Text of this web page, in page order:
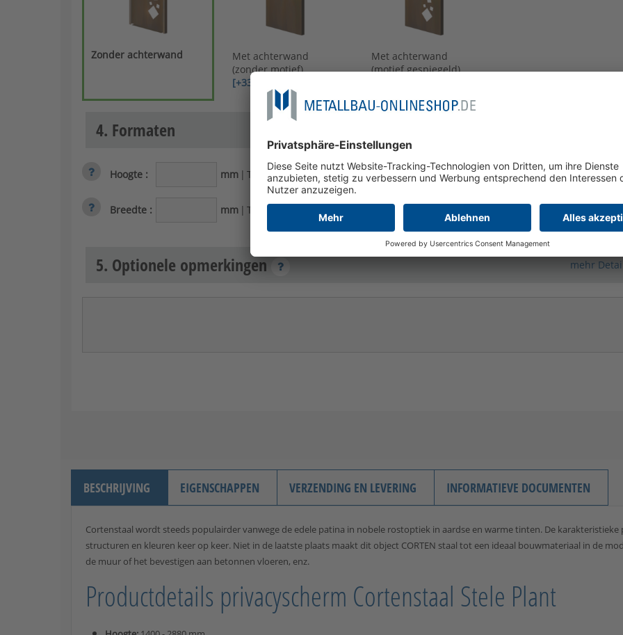
Zonder achterwand
Met achterwand
(zonder motief)
[+331,88 €]
Met achterwand
(motief gespiegeld)
4. Formaten
Hoogte : mm | Toelaatbaar bereik: 1400 - 2880
Breedte : mm | Toelaatbaar bereik: 450 - 1200
5. Optionele opmerkingen mehr
BESCHRIJVING EIGENSCHAPPEN VERZENDING EN LEVERING INFORMATIEVE DOCUMENTEN
Cortenstaal wordt steeds populairder vanwege de edele patina in nobele rostoptiek in aardse en warme tinten. De
structuren en kleuren keer op keer. Niet in de laatste plaats maakt dit object CORTEN staal tot een ideaal bouwmateriaal in de
de muur of het bevestigen aan betonnen vloeren, enz.
Productdetails privacyscherm Cortenstaal Stele Plant